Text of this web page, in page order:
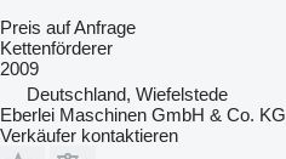
Preis auf Anfrage
Kettenförderer
2009
Deutschland, Wiefelstede
Eberlei Maschinen GmbH & Co. KG
Verkäufer kontaktieren